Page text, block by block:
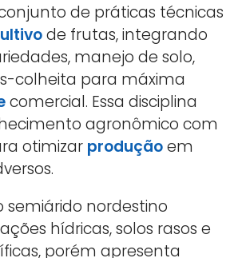
de práticas técnicas
de frutas, integrando
manejo de solo,
colheita para máxima
comercial. Essa disciplina
agronômico com
otimizar produçãoem
semiárido nordestino
hídricas, solos rasos e
porém apresenta